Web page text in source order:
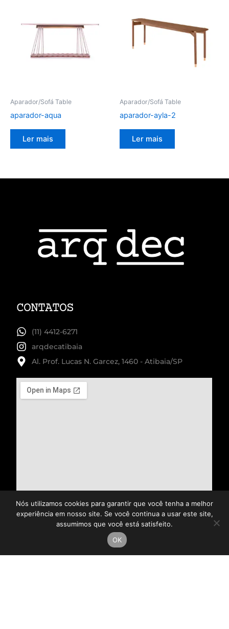
Aparador/Sofá Table
aparador-aqua
Ler mais
Aparador/Sofá Table
aparador-ayla-2
Ler mais
CONTATOS
(11) 4412-6271
arqdecatibaia
Al. Prof. Lucas N. Garcez, 1460 - Atibaia/SP
Nós utilizamos cookies para garantir que você tenha a melhor
experiência em nosso site. Se você continua a usar este site,
assumimos que você está satisfeito.
OK